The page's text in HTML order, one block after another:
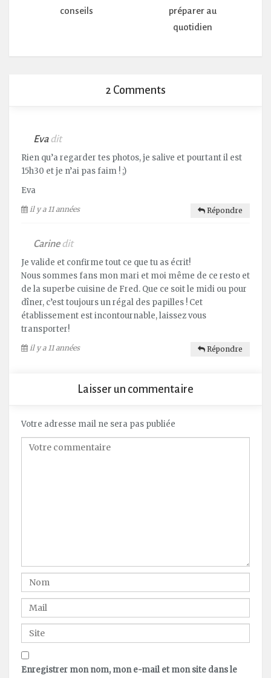
conseils
préparer au
quotidien
2 Comments
Eva dit
Rien qu’a regarder tes photos, je salive et pourtant il est
15h30 et je n’ai pas faim ! ;)
Eva
il y a 11 années Répondre
Carinedit
Je valide et confirme tout ce que tu as écrit!
Nous sommes fans mon mari et moi même de ce resto et
de la superbe cuisine de Fred. Que ce soit le midi ou pour
dîner, c’est toujours un régal des papilles ! Cet
établissement est incontournable, laissez vous
transporter!
il y a 11 années Répondre
Laisser un commentaire
Votre adresse mail ne sera pas publiée
Enregistrer mon nom, mon e-mail et mon site dans le